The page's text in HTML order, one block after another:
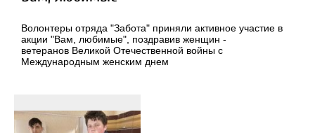
Волонтеры отряда "Забота" приняли активное участие в
акции "Вам, любимые", поздравив женщин -
ветеранов Великой Отечественной войны с
Международным женским днем